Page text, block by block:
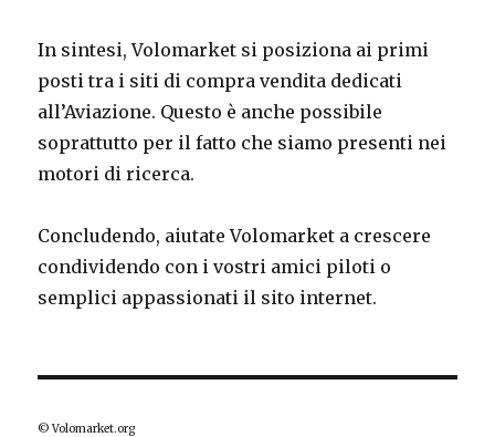
In sintesi, Volomarket si posiziona ai primi
posti tra i siti di compra vendita dedicati
all’Aviazione. Questo è anche possibile
soprattutto per il fatto che siamo presenti nei
motori di ricerca.
Concludendo, aiutate Volomarket a crescere
condividendo con i vostri amici piloti o
semplici appassionati il sito internet.
© Volomarket.org